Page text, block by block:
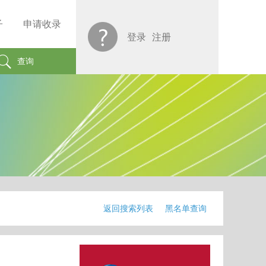
申请收录
查询
登录 注册
返回搜索列表 黑名单查询